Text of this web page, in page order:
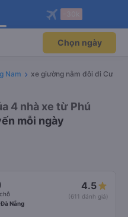
độc
Mở app
máy bay qua
Mở app
Chọn ngày
Nam
xe giường nằm đôi đi Cư
4 nhà xe từ Phú
mỗi ngày
4.5
(611 đánh giá)
Nẵng